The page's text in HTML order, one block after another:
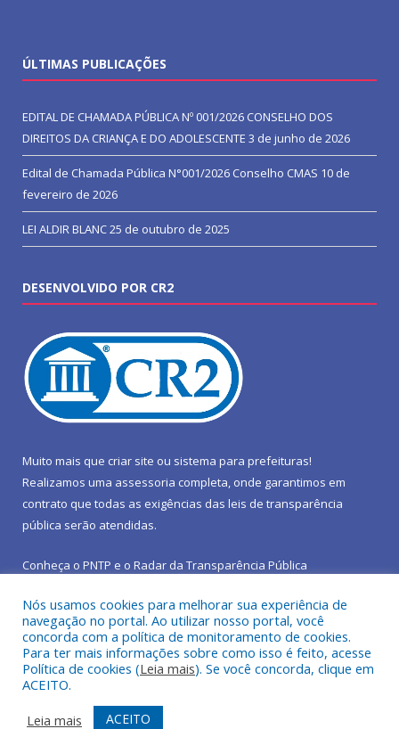
ÚLTIMAS PUBLICAÇÕES
EDITAL DE CHAMADA PÚBLICA Nº 001/2026 CONSELHO DOS
DIREITOS DA CRIANÇA E DO ADOLESCENTE 3 de junho de 2026
Edital de Chamada Pública N°001/2026 Conselho CMAS 10 de
fevereiro de 2026
LEI ALDIR BLANC25 de outubro de 2025
DESENVOLVIDO POR CR2
Muito mais que criar site ou sistema para prefeituras!
Realizamos uma assessoria completa, onde garantimos em
contrato que todas as exigências das leis de transparência
pública serão atendidas.
Conheça o PNTP e o Radar da Transparência Pública
Todos os direitos reservados a Prefeitura Municipal de São João
do Araguaia.
Mapa do Site
Acessar Área Administrativa
Nós usamos cookies para melhorar sua experiência de
navegação no portal. Ao utilizar nosso portal, você
concorda com a política de monitoramento de cookies.
Para ter mais informações sobre como isso é feito, acesse
Política de cookies (Leia mais). Se você concorda, clique em
ACEITO.
Leia mais
ACEITO